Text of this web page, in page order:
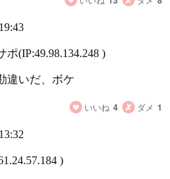
ポ(IP:49.98.134.248 )
違いだ、ボケ
いいね 4 ダメ 1
)